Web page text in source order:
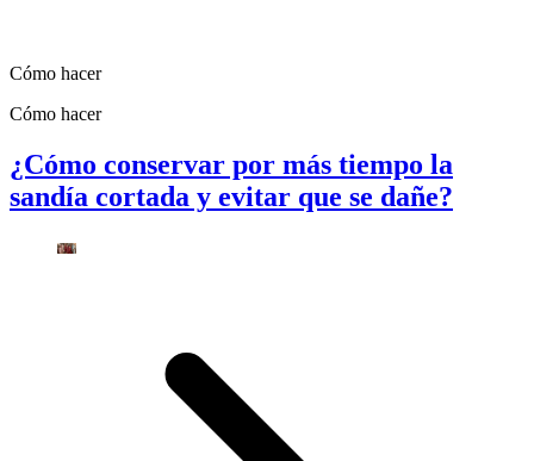
Cómo hacer
Cómo hacer
¿Cómo conservar por más tiempo la
sandía cortada y evitar que se dañe?